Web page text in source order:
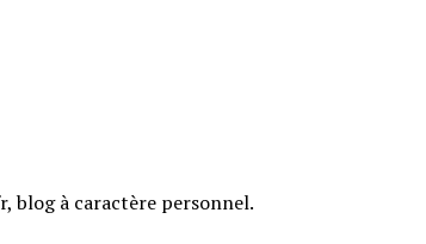
blog à caractère personnel.